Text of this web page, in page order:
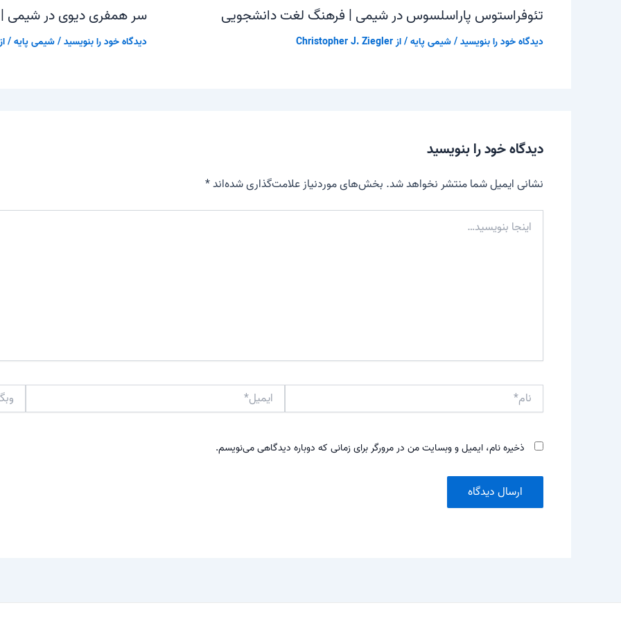
تئوفراستوس پاراسلسوس در شیمی | فرهنگ لغت دانشجویی
دیدگاه‌ خود را بنویسید/شیمی پایه/ ازChristopher J. Ziegler
سر همفری دیوی در شیمی
دیدگاه‌ خود را بنویسید/شیمی پایه/
دیدگاه‌ خود را بنویسید
نشانی ایمیل شما منتشر نخواهد شد. بخش‌های موردنیاز علامت‌گذاری شده‌اند*
اینجا
بنویسید…
نام* ایمیل* وبگاه
ذخیره نام، ایمیل و وبسایت من در مرورگر برای زمانی که دوباره دیدگاهی می‌نویسم.